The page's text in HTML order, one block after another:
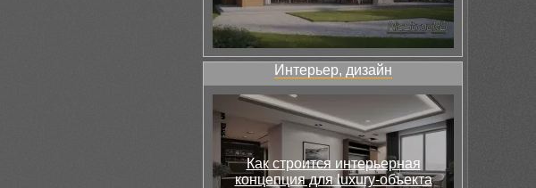
Интерьер, дизайн
Как строится интерьерная
концепция для luxury-объекта